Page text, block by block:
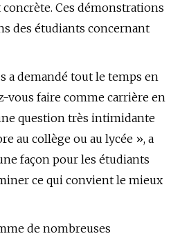
Ces démonstrations
des étudiants concernant
a demandé tout le temps en
vous faire comme carrière en
question très intimidante
au collège ou au lycée », a
façon pour les étudiants
ce qui convient le mieux
de nombreuses